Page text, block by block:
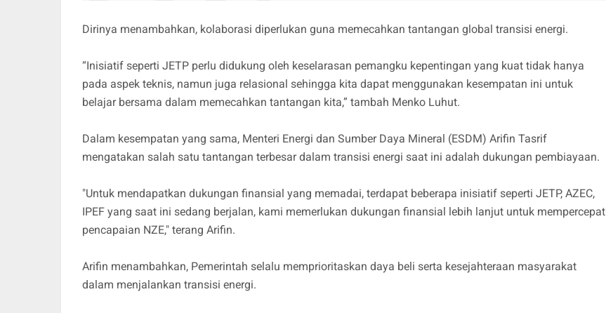
Dirinya menambahkan, kolaborasi diperlukan guna memecahkan tantangan global transisi energi.
“Inisiatif seperti JETP perlu didukung oleh keselarasan pemangku kepentingan yang kuat tidak hanya
pada aspek teknis, namun juga relasional sehingga kita dapat menggunakan kesempatan ini untuk
belajar bersama dalam memecahkan tantangan kita,” tambah Menko Luhut.
Dalam kesempatan yang sama, Menteri Energi dan Sumber Daya Mineral (ESDM) Arifin Tasrif
mengatakan salah satu tantangan terbesar dalam transisi energi saat ini adalah dukungan pembiayaan.
"Untuk mendapatkan dukungan finansial yang memadai, terdapat beberapa inisiatif seperti JETP, AZEC,
IPEF yang saat ini sedang berjalan, kami memerlukan dukungan finansial lebih lanjut untuk mempercepat
pencapaian NZE," terang Arifin.
Arifin menambahkan, Pemerintah selalu memprioritaskan daya beli serta kesejahteraan masyarakat
dalam menjalankan transisi energi.